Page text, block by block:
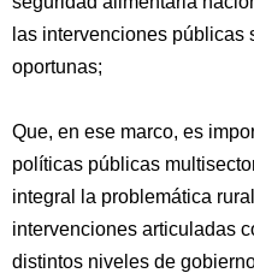
las intervenciones públicas
oportunas;
Que, en ese marco, es
políticas públicas
integral la problemática
intervenciones articuladas
distintos niveles de